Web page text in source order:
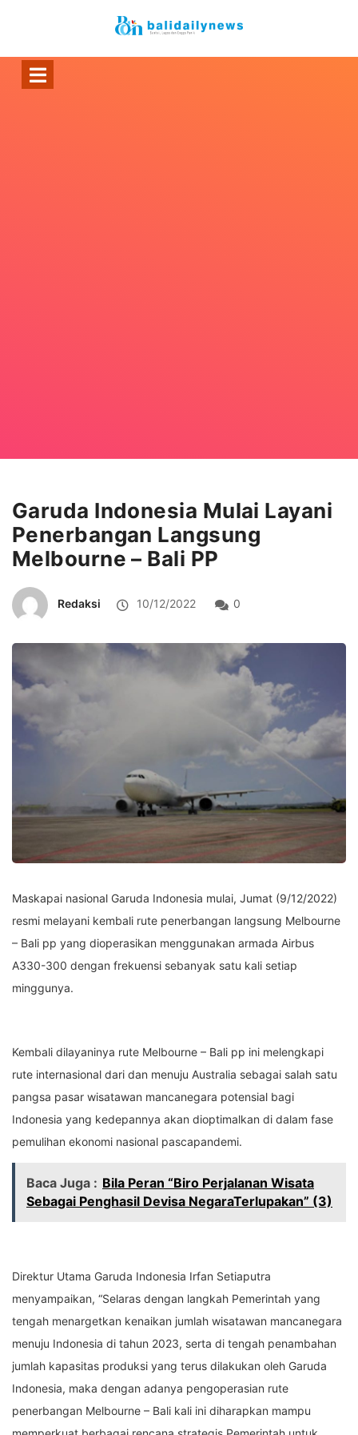
Garuda Indonesia Mulai Layani
Penerbangan Langsung
Melbourne – Bali PP
Redaksi 10/12/2022 0
Maskapai nasional Garuda Indonesia mulai, Jumat (9/12/2022)
resmi melayani kembali rute penerbangan langsung Melbourne
– Bali pp yang dioperasikan menggunakan armada Airbus
A330-300 dengan frekuensi sebanyak satu kali setiap
minggunya.
Kembali dilayaninya rute Melbourne – Bali pp ini melengkapi
rute internasional dari dan menuju Australia sebagai salah satu
pangsa pasar wisatawan mancanegara potensial bagi
Indonesia yang kedepannya akan dioptimalkan di dalam fase
pemulihan ekonomi nasional pascapandemi.
Baca Juga : Bila Peran “Biro Perjalanan Wisata
Sebagai Penghasil Devisa NegaraTerlupakan” (3)
Direktur Utama Garuda Indonesia Irfan Setiaputra
menyampaikan, “Selaras dengan langkah Pemerintah yang
tengah menargetkan kenaikan jumlah wisatawan mancanegara
menuju Indonesia di tahun 2023, serta di tengah penambahan
jumlah kapasitas produksi yang terus dilakukan oleh Garuda
Indonesia, maka dengan adanya pengoperasian rute
penerbangan Melbourne – Bali kali ini diharapkan mampu